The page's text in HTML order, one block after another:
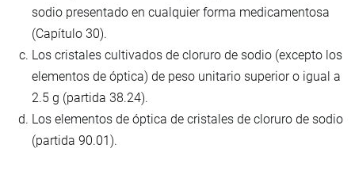
sodio presentado en cualquier forma medicamentosa
(Capítulo 30).
Los cristales cultivados de cloruro de sodio (excepto los
elementos de óptica) de peso unitario superior o igual a
2.5 g (partida 38.24).
Los elementos de óptica de cristales de cloruro de sodio
(partida 90.01).